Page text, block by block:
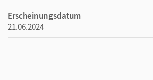
Erscheinungsdatum
21.06.2024